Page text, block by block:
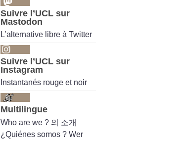
Suivre l’UCL sur
Mastodon
L’alternative libre à Twitter
Suivre l’UCL sur
Instagram
Instantanés rouge et noir
Multilingue
Who are we ? 의 소개
¿Quiénes somos ? Wer